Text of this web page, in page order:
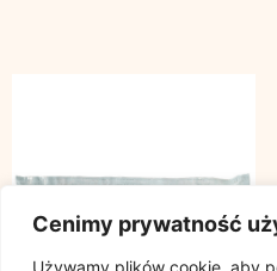
Cenimy prywatność
Używamy plików cookie, aby